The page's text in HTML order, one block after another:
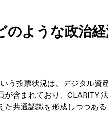
のような政治
う投票状況は、デジタル資
含まれており、CLARITY
共通認識を形成しつつある